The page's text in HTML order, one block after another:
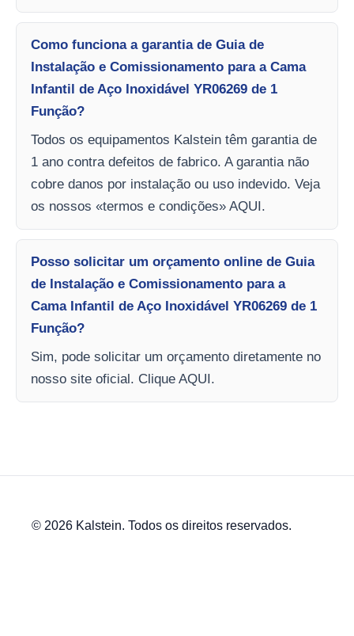
Como funciona a garantia de Guia de
Instalação e Comissionamento para a Cama
Infantil de Aço Inoxidável YR06269 de 1
Função?
Todos os equipamentos Kalstein têm garantia de
1 ano contra defeitos de fabrico. A garantia não
cobre danos por instalação ou uso indevido. Veja
os nossos «termos e condições» AQUI.
Posso solicitar um orçamento online de Guia
de Instalação e Comissionamento para a
Cama Infantil de Aço Inoxidável YR06269 de 1
Função?
Sim, pode solicitar um orçamento diretamente no
nosso site oficial. Clique AQUI.
© 2026 Kalstein. Todos os direitos reservados.